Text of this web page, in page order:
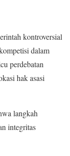
kontroversial
dalam
perdebatan
hak asasi
langkah
integritas